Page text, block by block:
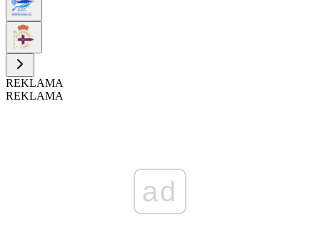
REKLAMA
REKLAMA
ad